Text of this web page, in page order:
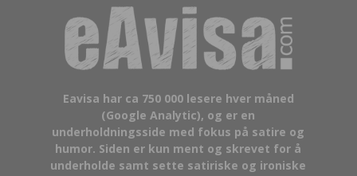
Eavisa har ca 750 000 lesere hver måned
(Google Analytic), og er en
underholdningsside med fokus på satire og
humor. Siden er kun ment og skrevet for å
underholde samt sette satiriske og ironiske